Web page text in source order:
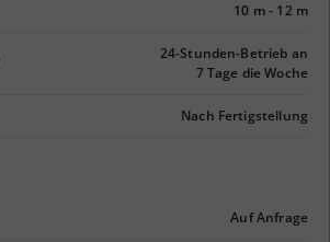
10 m- 12 m
24-Stunden-Betrieb an
7 Tage die Woche
Nach Fertigstellung
Auf Anfrage